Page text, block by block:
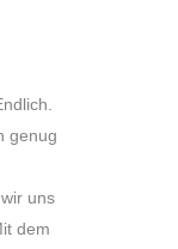
genug
uns
dem